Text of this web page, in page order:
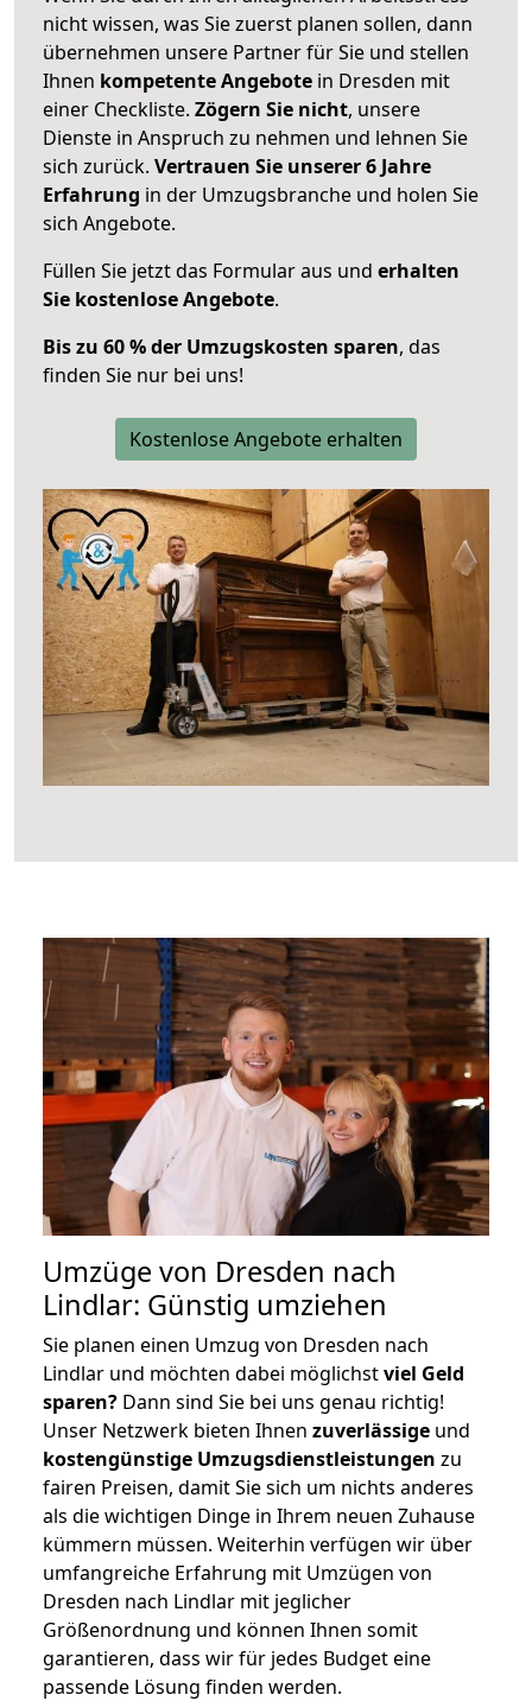
nicht wissen, was Sie zuerst planen sollen, dann
übernehmen unsere Partner für Sie und stellen
Ihnen kompetente Angebote in Dresden mit
einer Checkliste. Zögern Sie nicht, unsere
Dienste in Anspruch zu nehmen und lehnen Sie
sich zurück. Vertrauen Sie unserer 6 Jahre
Erfahrung in der Umzugsbranche und holen Sie
sich Angebote.
Füllen Sie jetzt das Formular aus und erhalten
Sie kostenlose Angebote.
Bis zu 60 % der Umzugskosten sparen, das
finden Sie nur bei uns!
Kostenlose Angebote erhalten
Umzüge von Dresden nach
Lindlar: Günstig umziehen
Sie planen einen Umzug von Dresden nach
Lindlar und möchten dabei möglichstviel Geld
sparen? Dann sind Sie bei uns genau richtig!
Unser Netzwerk bieten Ihnen zuverlässige und
kostengünstige Umzugsdienstleistungen zu
fairen Preisen, damit Sie sich um nichts anderes
als die wichtigen Dinge in Ihrem neuen Zuhause
kümmern müssen. Weiterhin verfügen wir über
umfangreiche Erfahrung mit Umzügen von
Dresden nach Lindlar mit jeglicher
Größenordnung und können Ihnen somit
garantieren, dass wir für jedes Budget eine
passende Lösung finden werden.